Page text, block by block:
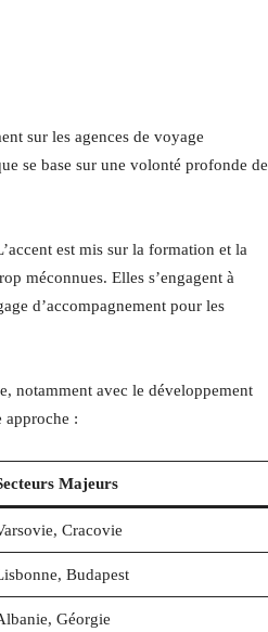
sur les agences de voyage
se base sur une volonté profonde de
est mis sur la formation et la
méconnues. Elles s’engagent à
d’accompagnement pour les
notamment avec le développement
approche :
Majeurs
Cracovie
Budapest
Géorgie